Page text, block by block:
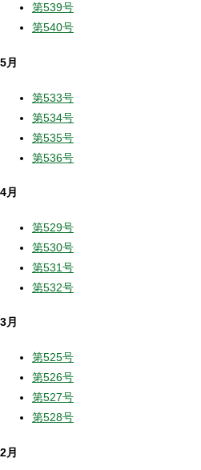
第539号
第540号
5月
第533号
第534号
第535号
第536号
4月
第529号
第530号
第531号
第532号
3月
第525号
第526号
第527号
第528号
2月